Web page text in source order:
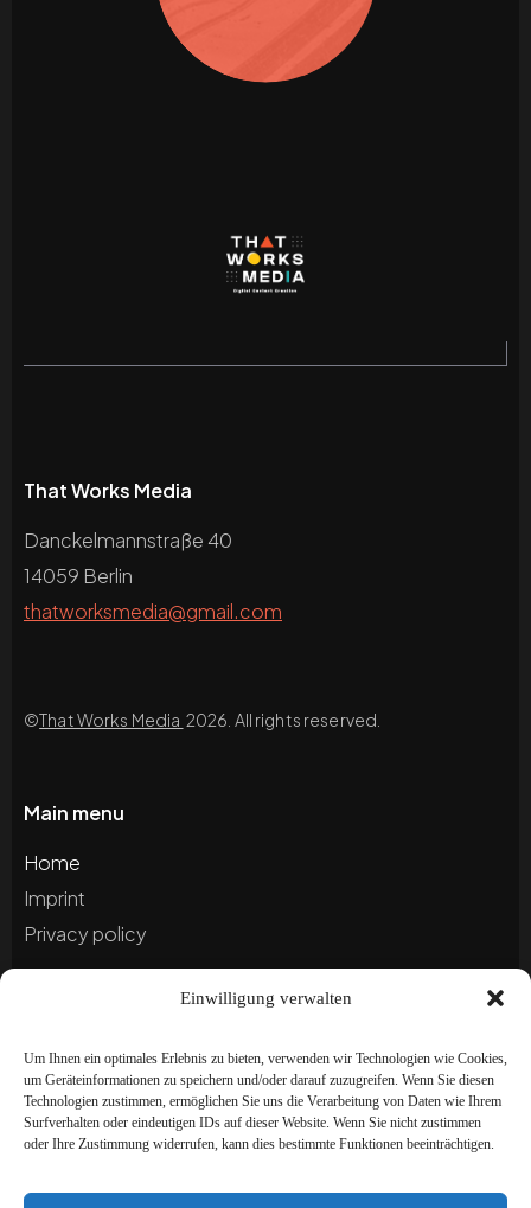
Einwilligung verwalten
Um Ihnen ein optimales Erlebnis zu bieten, verwenden wir Technologien wie Cookies,
um Geräteinformationen zu speichern und/oder darauf zuzugreifen. Wenn Sie diesen
Technologien zustimmen, ermöglichen Sie uns die Verarbeitung von Daten wie Ihrem
Surfverhalten oder eindeutigen IDs auf dieser Website. Wenn Sie nicht zustimmen
oder Ihre Zustimmung widerrufen, kann dies bestimmte Funktionen beeinträchtigen.
That Works Media
Danckelmannstraße 40
14059 Berlin
thatworksmedia@gmail.com
©That Works Media 2026. All rights reserved.
Main menu
Home
Imprint
Privacy policy
Newsletter